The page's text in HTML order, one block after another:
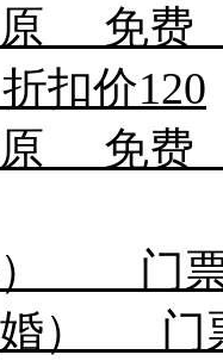
原 免
扣价120
原 免
寺）
走婚）